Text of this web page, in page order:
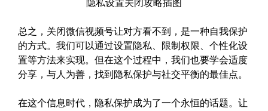
总之，关闭微信视频号让对方看不到，是一种自我保护
的方式。我们可以通过设置隐私、限制权限、个性化设
置等方法来实现。但在这个过程中，我们也要学会适度
分享，与人为善，找到隐私保护与社交平衡的最佳点。
在这个信息时代，隐私保护成为了一个永恒的话题。让